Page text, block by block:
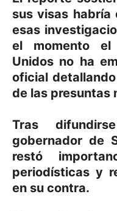
sus visas habría
esas
el momento el
Unidos no ha
oficial
de las presuntas
Tras
gobernador de
restó
periodísticas y
en su contra.